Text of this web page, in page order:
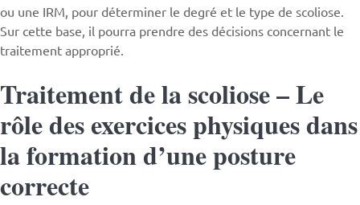
ou une IRM, pour déterminer le degré et le type de scoliose.
Sur cette base, il pourra prendre des décisions concernant le
traitement approprié.
Traitement de la scoliose – Le
rôle des exercices physiques dans
la formation d’une posture
correcte